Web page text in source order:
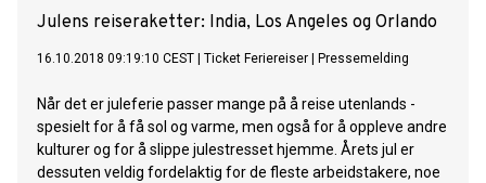
Julens reiseraketter: India, Los Angeles og Orlando
16.10.2018 09:19:10 CEST Ticket Feriereiser Pressemelding
Når det er juleferie passer mange på å reise utenlands -
spesielt for å få sol og varme, men også for å oppleve andre
kulturer og for å slippe julestresset hjemme. Årets jul er
dessuten veldig fordelaktig for de fleste arbeidstakere, noe